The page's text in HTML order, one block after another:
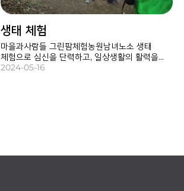
생태 체험
마을과사람들 그린팜체험농원남녀노소 생태
체험으로 심신을 단력하고, 일상생활의 활력을
충전할 수 있어요.
2024-05-16